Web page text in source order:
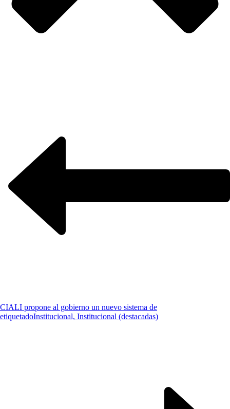
CIALI propone al gobierno un nuevo sistema de
etiquetadoInstitucional, Institucional (destacadas)